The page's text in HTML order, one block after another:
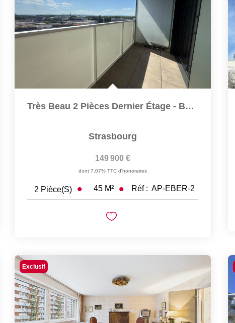
Très Beau 2 Pièces Dernier Étage - Balcon
Strasbourg
149 900 €
dont 7,07% TTC d'honoraires
2 Pièce(s) 45 M² Réf : AP-EBER-2
Exclusif